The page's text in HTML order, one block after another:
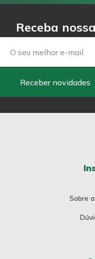
Receba
Email
Receber novidades
Sobre